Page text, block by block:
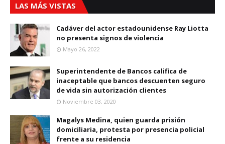
LAS MÁS VISTAS
Cadáver del actor estadounidense Ray Liotta
no presenta signos de violencia
Mayo 26, 2022
Superintendente de Bancos califica de
inaceptable que bancos descuenten seguro
de vida sin autorización clientes
Noviembre 03, 2020
Magalys Medina, quien guarda prisión
domiciliaria, protesta por presencia policial
frente a su residencia